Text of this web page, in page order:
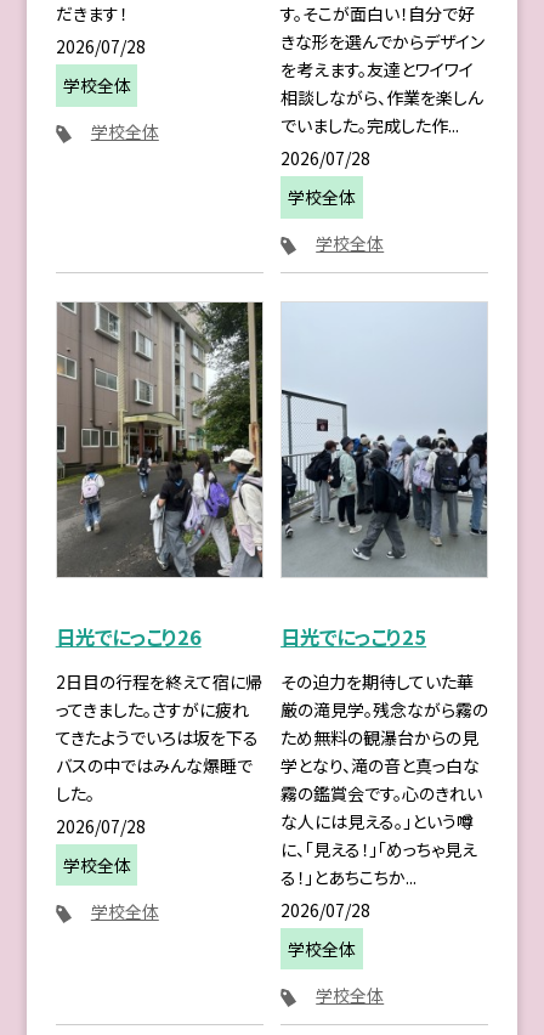
だきます！
2026/07/28
学校全体
学校全体
す。そこが面白い！自分で好
きな形を選んでからデザイン
を考えます。友達とワイワイ
相談しながら、作業を楽しん
でいました。完成した作...
2026/07/28
学校全体
学校全体
日光でにっこり26
2日目の行程を終えて宿に帰
ってきました。さすがに疲れ
てきたようでいろは坂を下る
バスの中ではみんな爆睡で
した。
2026/07/28
学校全体
学校全体
日光でにっこり25
その迫力を期待していた華
厳の滝見学。残念ながら霧の
ため無料の観瀑台からの見
学となり、滝の音と真っ白な
霧の鑑賞会です。心のきれい
な人には見える。」という噂
に、「見える！」「めっちゃ見え
る！」とあちこちか...
2026/07/28
学校全体
学校全体